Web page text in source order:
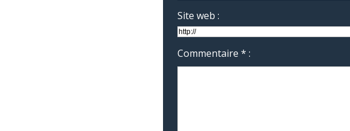
Site web :
Commentaire * :